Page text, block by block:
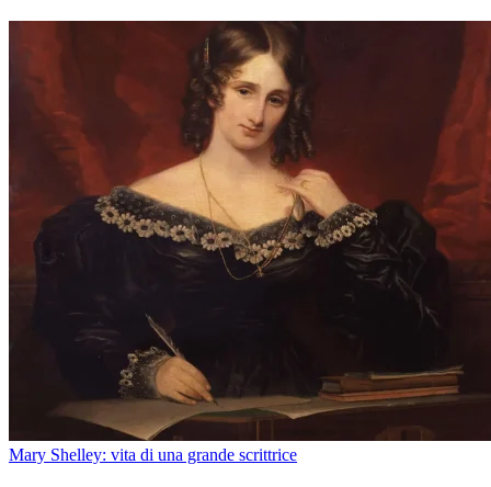
Mary Shelley: vita di una grande scrittrice